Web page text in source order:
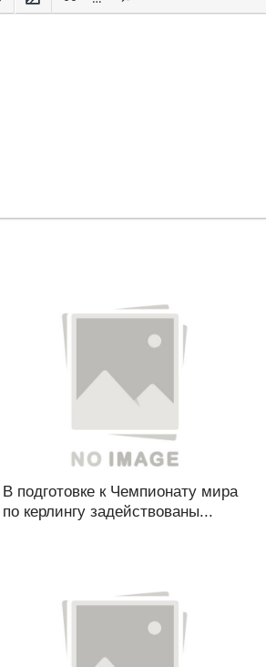
В подготовке к Чемпионату мира
по керлингу задействованы...